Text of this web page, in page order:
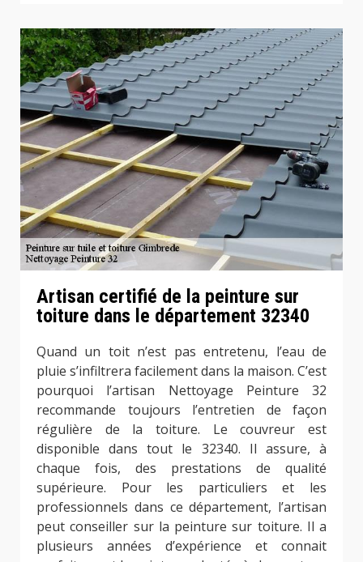
Artisan certifié de la peinture sur
toiture dans le département 32340
Quand un toit n’est pas entretenu, l’eau de
pluie s’infiltrera facilement dans la maison. C’est
pourquoi l’artisan Nettoyage Peinture 32
recommande toujours l’entretien de façon
régulière de la toiture. Le couvreur est
disponible dans tout le 32340. Il assure, à
chaque fois, des prestations de qualité
supérieure. Pour les particuliers et les
professionnels dans ce département, l’artisan
peut conseiller sur la peinture sur toiture. Il a
plusieurs années d’expérience et connait